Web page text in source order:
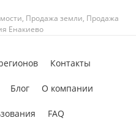
Продажа земли, Продажа
Енакиево
Контакты
Блог О компании
FAQ